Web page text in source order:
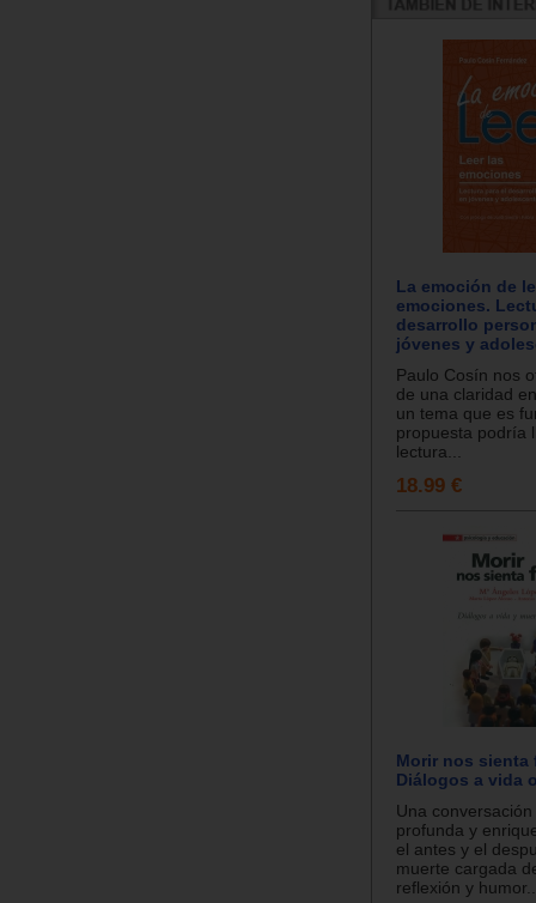
La emoción de
emociones.
desarrollo
jóvenes y
Paulo Cosín nos
de una claridad
un tema que es
propuesta podría
lectura...
18.99 €
Morir nos sienta
Diálogos a vida
Una
profunda y
el antes y el
muerte cargada
reflexión y